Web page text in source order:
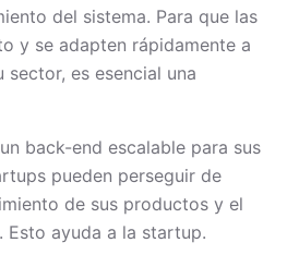
del sistema. Para que las
y se adapten rápidamente a
sector, es esencial una
back-end escalable para sus
pueden perseguir de
de sus productos y el
Esto ayuda a la startup.